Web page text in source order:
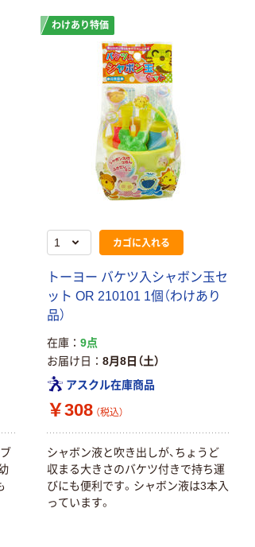
わけあり特価
カゴに入れる
トーヨー バケツ入シャボン玉セ
ット OR 210101 1個（わけあり
品）
在庫
9点
お届け日
8月8日（土）
アスクル在庫商品
￥308 （税込）
シャボン液と吹き出しが、ちょうど
収まる大きさのバケツ付きで持ち運
びにも便利です。シャボン液は3本入
っています。